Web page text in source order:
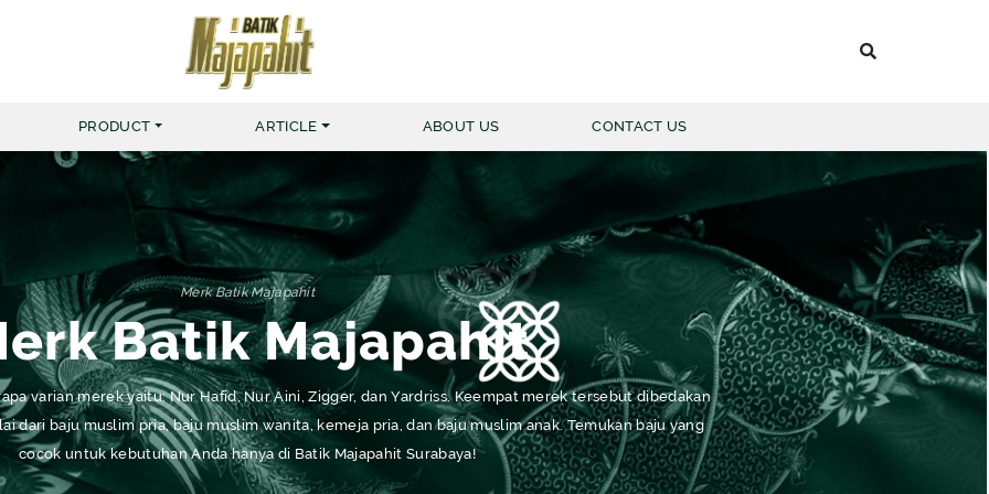
PRODUCT
MERK BATIK MAJAPAHIT
MUSLIM NUR HAFID
MUSLIM NUR AINI
KEMEJA ZIGGER
KEMEJA YARDRISS
KEMEJA BATIK PRIA
BATIK LENGAN PANJANG
BATIK LENGAN PENDEK
ARTICLE ABOUT US CONTACT US
Merk Batik Majapahit
Batik Majapahit
varian merek yaitu: Nur Hafid, Nur Aini, Zigger, dan Yardriss. Keempat merek tersebut dibedakan
dari baju muslim pria, baju muslim wanita, kemeja pria, dan baju muslim anak. Temukan baju yang
cocok untuk kebutuhan Anda hanya di Batik Majapahit Surabaya!